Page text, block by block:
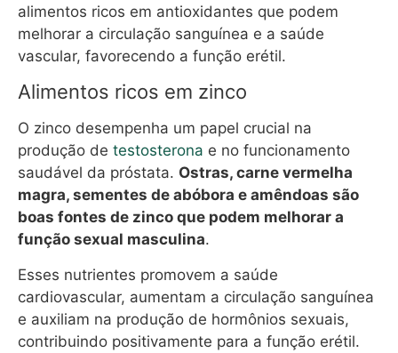
alimentos ricos em antioxidantes que podem
melhorar a circulação sanguínea e a saúde
vascular, favorecendo a função erétil.
Alimentos ricos em zinco
O zinco desempenha um papel crucial na
produção de testosterona e no funcionamento
saudável da próstata. Ostras, carne vermelha
magra, sementes de abóbora e amêndoas são
boas fontes de zinco que podem melhorar a
função sexual masculina.
Esses nutrientes promovem a saúde
cardiovascular, aumentam a circulação sanguínea
e auxiliam na produção de hormônios sexuais,
contribuindo positivamente para a função erétil.